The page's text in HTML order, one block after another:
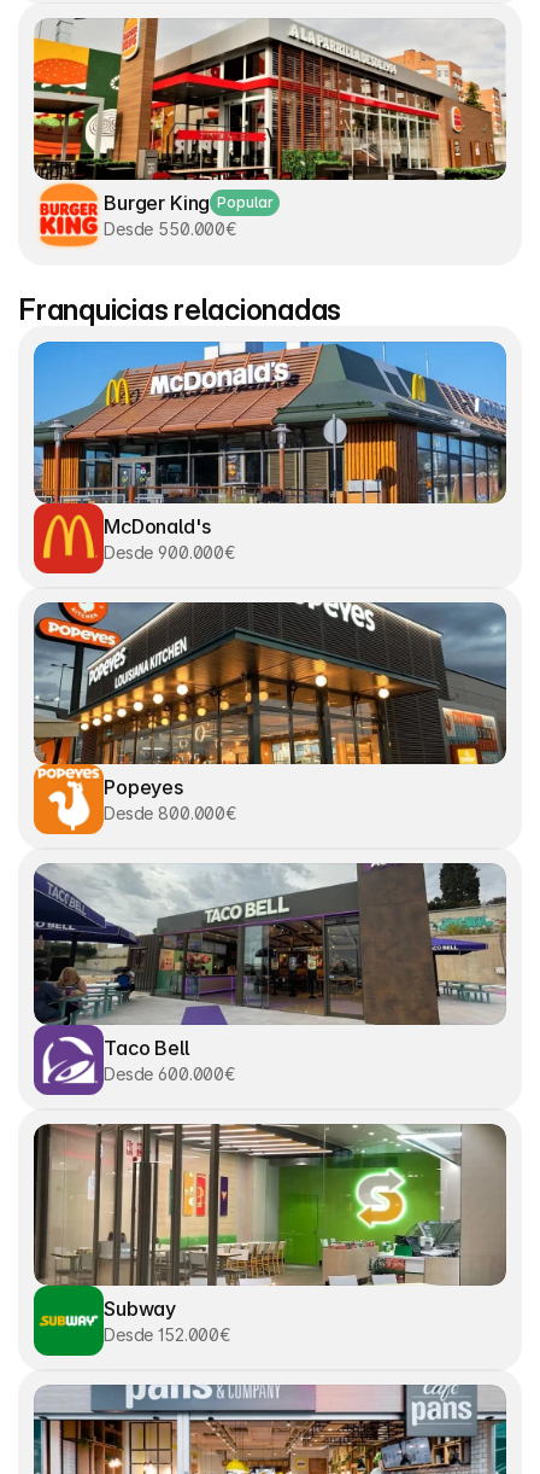
Burger King Popular
Desde 550.000€
Franquicias relacionadas
McDonald's
Desde 900.000€
Popeyes
Desde 800.000€
Taco Bell
Desde 600.000€
Subway
Desde 152.000€